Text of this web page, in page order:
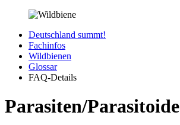
Deutschland summt!
Fachinfos
Wildbienen
Glossar
FAQ-Details
Parasiten/Parasitoide